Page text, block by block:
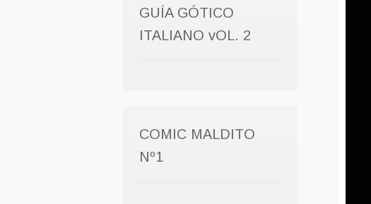
GUÍA GÓTICO
ITALIANO vOL. 2
COMIC MALDITO
Nº1